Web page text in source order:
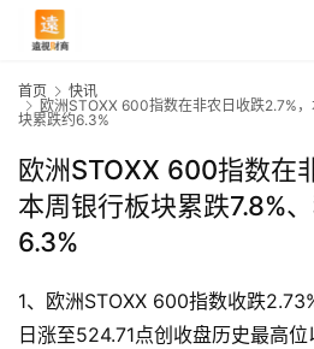
首页
快讯
欧洲STOXX 600指数在非农日收跌2.7%
块累跌约6.3%
欧洲STOXX 600指数在
本周银行板块累跌7.8%
6.3%
1、欧洲STOXX 600指数收跌
日涨至524.71点创收盘历史最高